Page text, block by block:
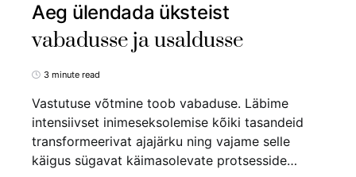
Aeg ülendada üksteist
vabadusse ja usaldusse
3 minute read
Vastutuse võtmine toob vabaduse. Läbime
intensiivset inimeseksolemise kõiki tasandeid
transformeerivat ajajärku ning vajame selle
käigus sügavat käimasolevate protsesside…